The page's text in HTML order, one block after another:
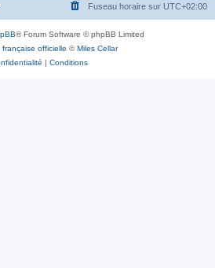
Fuseau horaire sur UTC+02:00
® Forum Software © phpBB Limited
officielle ©Miles Cellar
| Conditions